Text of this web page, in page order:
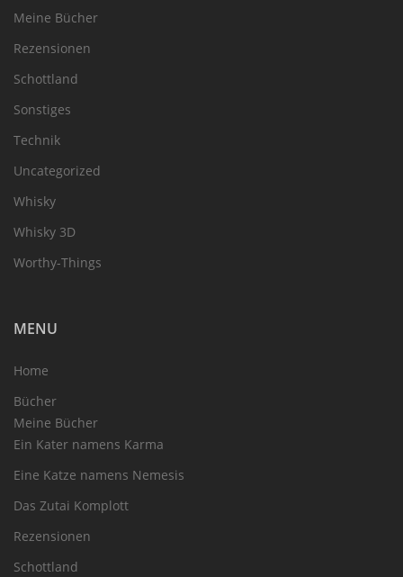
Meine Bücher
Rezensionen
Schottland
Sonstiges
Technik
Uncategorized
Whisky
Whisky 3D
Worthy-Things
MENU
Home
Bücher
Meine Bücher
Ein Kater namens Karma
Eine Katze namens Nemesis
Das Zutai Komplott
Rezensionen
Schottland